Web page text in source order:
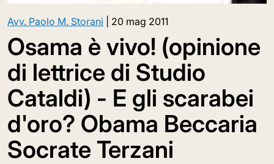
Avv. Paolo M. Storani 20 mag 2011
Osama è vivo! (opinione
di lettrice di Studio
Cataldi) - E gli scarabei
d'oro? Obama Beccaria
Socrate Terzani